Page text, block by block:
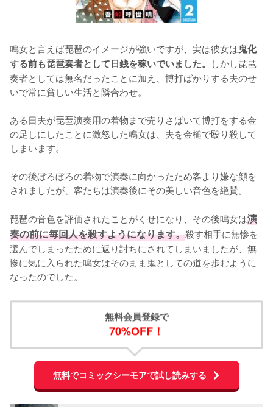
鳴女と言えば琵琶のイメージが強いですが、実は彼女は鬼化
する前も琵琶奏者として日銭を稼いでいました。 しかし琵琶
奏者としては無名だったことに加え、博打ばかりする夫のせ
いで常に貧しい生活と隣合わせ。
ある日夫が琵琶演奏用の着物まで売りさばいて博打をする金
の足しにしたことに激怒した鳴女は、夫を金槌で殴り殺して
しまいます。
その後ぼろぼろの着物で演奏に向かったため客より嫌な顔を
されましたが、客たちは演奏後にその美しい音色を絶賛。
琵琶の音色を評価されたことがくせになり、その後鳴女は演
奏の前に毎回人を殺すようになります。殺す相手に無惨を
選んでしまったために返り討ちにされてしまいましたが、無
惨に気に入られた鳴女はそのまま鬼としての道を歩むように
なったのでした。
無料会員登録で
70%OFF！
無料でコミックシーモアで試し読みする